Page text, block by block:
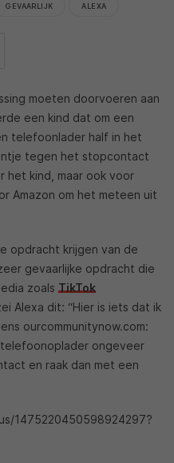
GEVAARLIJK ALEXA
moeten doorvoeren aan
een kind dat om een
telefoonlader half in het
tegen het stopcontact
het kind, maar ook voor
Amazon om het meteen uit
opdracht krijgen van de
gevaarlijke opdracht die
zoals TikTok
Alexa dit: “Hier is iets dat ik
ourcommunitynow.com:
ongeveer
en raak dan met een
1475220450598924297?